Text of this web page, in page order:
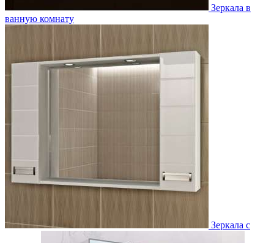
Зеркала в
ванную комнату
Зеркала с